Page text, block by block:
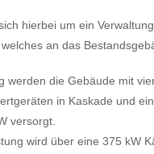
hierbei um ein
an das
werden die Gebäude mit
in Kaskade und
versorgt.
wird über eine 375 kW